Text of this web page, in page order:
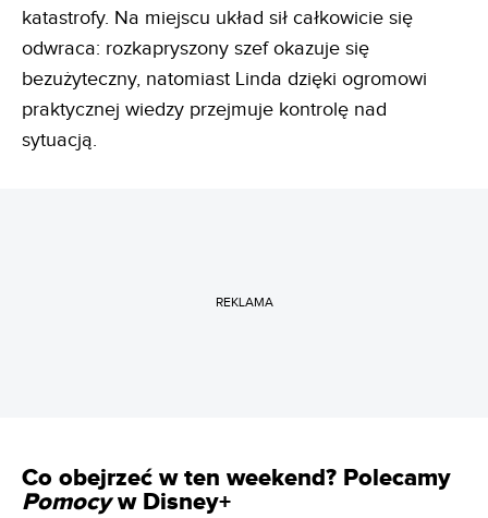
katastrofy. Na miejscu układ sił całkowicie się
odwraca: rozkapryszony szef okazuje się
bezużyteczny, natomiast Linda dzięki ogromowi
praktycznej wiedzy przejmuje kontrolę nad
sytuacją.
REKLAMA
Co obejrzeć w ten weekend? Polecamy
Pomocyw Disney+